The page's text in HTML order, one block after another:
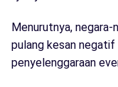
Menurutnya,
pulang kesan
penyelenggaraan